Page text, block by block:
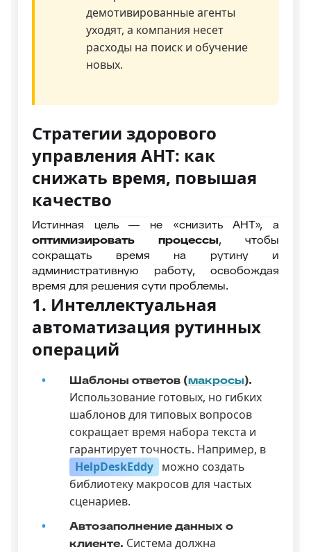
демотивированные агенты
уходят, а компания несет
расходы на поиск и обучение
новых.
Стратегии здорового
управления AHT: как
снижать время, повышая
качество
Истинная цель — не «снизить AHT», а
оптимизировать процессы, чтобы
сокращать время на рутину и
административную работу, освобождая
время для решения сути проблемы.
1. Интеллектуальная
автоматизация рутинных
операций
Шаблоны ответов (макросы).
Использование готовых, но гибких
шаблонов для типовых вопросов
сокращает время набора текста и
гарантирует точность. Например, в
HelpDeskEddy можно создать
библиотеку макросов для частых
сценариев.
Автозаполнение данных о
клиенте. Система должна